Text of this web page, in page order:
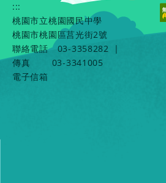
:::
桃園市立桃園國民中學
桃園市桃園區莒光街2號
聯絡電話
03-3358282
|
傳真
03-3341005
電子信箱